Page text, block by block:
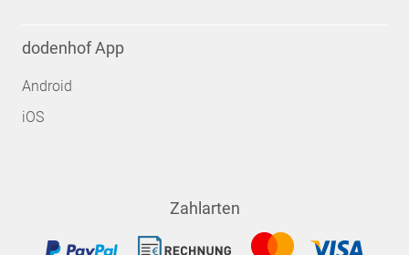
dodenhof App
Android
iOS
Zahlarten